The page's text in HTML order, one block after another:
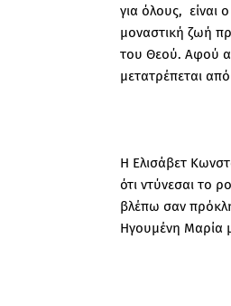
για όλους, είναι
μοναστική ζωή
του Θεού. Aφού
μετατρέπεται
H Ελισάβετ
ότι ντύνεσαι το
βλέπω σαν
Ηγουμένη Μαρία